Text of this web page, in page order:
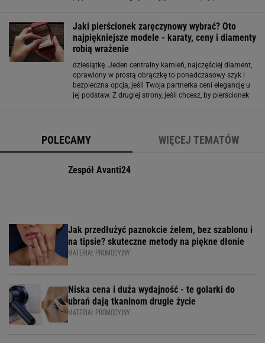
Jaki pierścionek zaręczynowy wybrać? Oto
najpiękniejsze modele - karaty, ceny i diamenty
robią wrażenie
dziesiątkę. Jeden centralny kamień, najczęściej diament,
oprawiony w prostą obrączkę to ponadczasowy szyk i
bezpieczna opcja, jeśli Twoja partnerka ceni elegancję u
jej podstaw. Z drugiej strony, jeśli chcesz, by pierścionek
POLECAMY WIĘCEJ TEMATÓW
Zespół Avanti24
Jak przedłużyć paznokcie żelem, bez szablonu i
na tipsie? skuteczne metody na piękne dłonie
MATERIAŁ PROMOCYJNY
Niska cena i duża wydajność - te golarki do
ubrań dają tkaninom drugie życie
MATERIAŁ PROMOCYJNY